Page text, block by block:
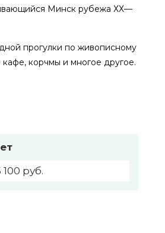
Минск рубежа ХХ—
прогулки по живописному
корчмы и многое другое.
100 руб.